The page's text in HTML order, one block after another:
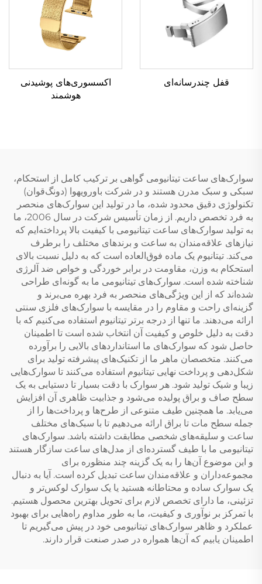
قفل چندرسانه‌ای
اکسسوری‌های پوشیدنی
هوشمند
سوارک‌های ساعت تیتانیومی گواهی بر ترکیب کامل از استحکام،
سبکی و سبک مدرن هستند و در شرکت باورویهوا (دونگ‌قوان)
تکنولوژی دقیق محدود شده، ما در تولید این سوارک‌های منحصر
به فرد تخصص داریم. از زمان تأسیس شرکت در سال 2006، ما
به تولید سوارک‌های ساعت تیتانیومی با کیفیت بالا پرداخته‌ایم که
نیازهای علاقه‌مندان به ساعت و برندهای مختلف را برطرف
می‌کند. تیتانیوم یک ماده فوق‌العاده است که به دلیل نسبت بالای
استحکام به وزن، مقاومت در برابر خوردگی و خواص ضد آلرژی
شناخته شده است. سوارک‌های تیتانیومی ما به گونه‌ای طراحی
شده‌اند که از این ویژگی‌های منحصر به فرد بهره می‌برند و
گزینه‌ای راحت و مقاوم را در مقایسه با سوارک‌های فلزی سنتی
ارائه می‌دهند. ما تنها از درجه برتر تیتانیوم استفاده می‌کنیم که با
دقت به دلیل خلوص و کیفیت آن انتخاب شده است تا اطمینان
حاصل شود که سوارک‌های ما استانداردهای بالایی را برآورده
می‌کنند. متخصصان ماهر ما از تکنیک‌های پیشرفته تولید برای
شکل‌دهی و پرداخت نهایی تیتانیوم استفاده می‌کنند تا سوارک‌هایی
زیبا و شیک تولید شود. هر سوارک با دقت بسیار تا دستیابی به یک
سطح صاف و براق پولیده می‌شود و جذابیت ظاهری آن افزایش
می‌یابد. ما همچنین طیف متنوعی از طرح‌ها و پرداخت‌ها را از
جمله سطح مات تا براق ارائه می‌دهیم تا با سبک‌های مختلف
ساعت و سلیقه‌های شخصی مطابقت داشته باشد. سوارک‌های
تیتانیومی ما با طیف گسترده‌ای از مدل‌های ساعت سازگار هستند
و این موضوع آن‌ها را به یک گزینه چند منظوره برای
مجموعه‌داران و علاقه‌مندان ساعت تبدیل کرده است. آیا به دنبال
یک سوارک ساده و محتاطانه هستید یا یک سوارک لوکس‌تر و
تزئینی، ما دارای تخصص لازم برای تحویل بهترین محصول هستیم.
با تمرکز بر نوآوری و کیفیت، ما به طور مداوم راه‌هایی برای بهبود
عملکرد و ظاهر سوارک‌های تیتانیومی خود در پیش می‌گیریم تا
اطمینان یابیم که آن‌ها همواره در صدر صنعت قرار دارند.